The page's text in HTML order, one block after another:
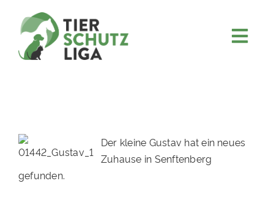
content
MITMACHEN
FÖRDERN & VERERBEN
Der kleine Gustav hat ein neues
Zuhause in Senftenberg
gefunden.